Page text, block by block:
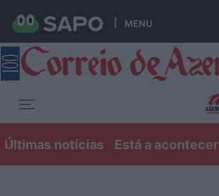
MENU
Últimas notícias Está a acontecer